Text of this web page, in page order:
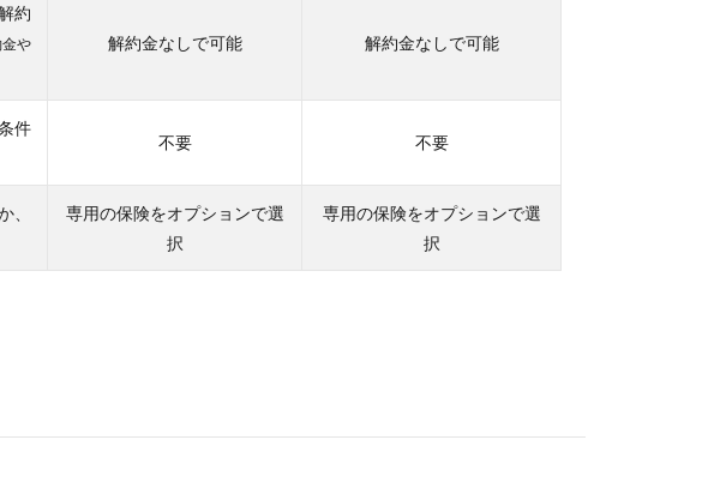
約
や
解約金なしで可能 解約金なしで可能
件
不要 不要
、
専用の保険をオプションで選
択
専用の保険をオプションで選
択